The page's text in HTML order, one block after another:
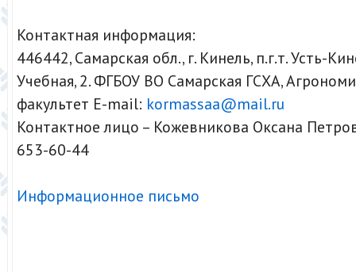
Контактная информация:
446442, Самарская обл., г. Кинель, п.г.т. Усть-
Учебная, 2. ФГБОУ ВО Самарская ГСХА,
факультет E-mail: kormassaa@mail.ru
Контактное лицо – Кожевникова Оксана
653-60-44
Информационное письмо